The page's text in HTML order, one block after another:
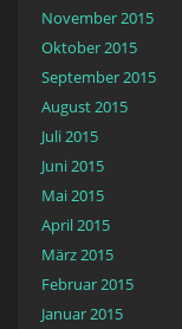
November 2015
Oktober 2015
September 2015
August 2015
Juli 2015
Juni 2015
Mai 2015
April 2015
März 2015
Februar 2015
Januar 2015